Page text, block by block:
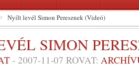
Nyílt levél Simon Peresznek (Videó)
SIMON
- 2007-11-07 ROVAT: